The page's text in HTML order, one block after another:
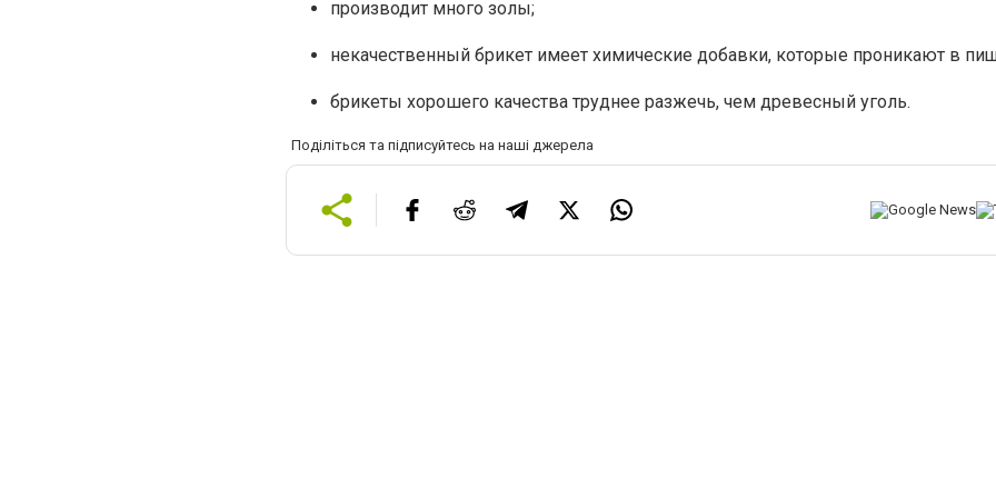
производит много золы;
некачественный брикет имеет химические добавки, которые проникают в
брикеты хорошего качества труднее разжечь, чем древесный уголь.
Поділіться та підписуйтесь на наші джерела